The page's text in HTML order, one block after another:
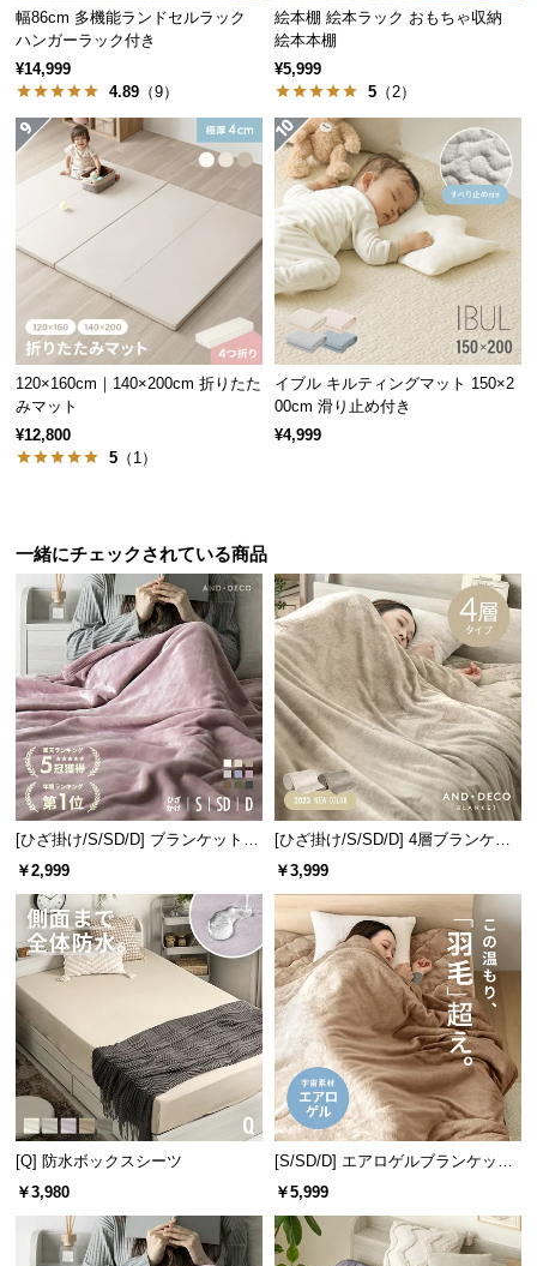
客
様
サ
ポ
ト
ブ
ロ
グ
企
業
情
o.,
幅86cm 多機能ランドセルラック
ハンガーラック付き
¥14,999
4.89 （9）
絵本棚 絵本ラック おもちゃ収納
絵本本棚
¥5,999
5 （2）
120×160cm｜140×200cm 折りたた
みマット
¥12,800
5 （1）
イブル キルティングマット 150×2
00cm 滑り止め付き
¥4,999
一緒にチェックされている商品
[ひざ掛け/S/SD/D] ブランケット
マイクロファイバー
￥2,999
[ひざ掛け/S/SD/D] 4層ブランケッ
ト
￥3,999
[Q] 防水ボックスシーツ
￥3,980
[S/SD/D] エアロゲルブランケット
140×200cm
￥5,999